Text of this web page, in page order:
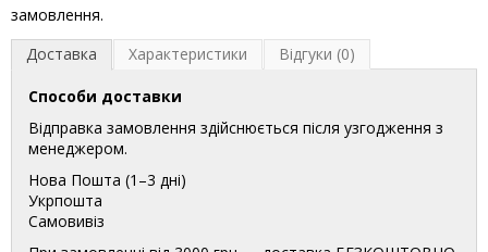
замовлення.
Доставка
Характеристики Відгуки (0)
Способи доставки
Відправка замовлення здійснюється після узгодження з
менеджером.
Нова Пошта (1–3 дні)
Укрпошта
Самовивіз